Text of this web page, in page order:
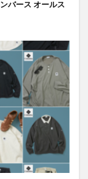
バース オールス